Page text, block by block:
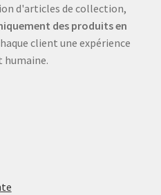
d'articles de collection,
des produits en
client une expérience
humaine.